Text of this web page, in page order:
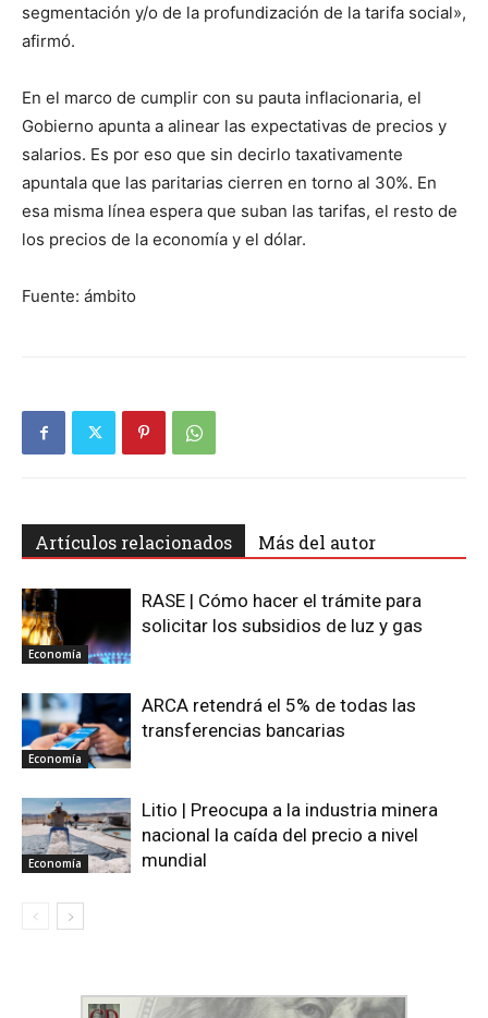
segmentación y/o de la profundización de la tarifa social»,
afirmó.
En el marco de cumplir con su pauta inflacionaria, el
Gobierno apunta a alinear las expectativas de precios y
salarios. Es por eso que sin decirlo taxativamente
apuntala que las paritarias cierren en torno al 30%. En
esa misma línea espera que suban las tarifas, el resto de
los precios de la economía y el dólar.
Fuente: ámbito
Artículos relacionados Más del autor
Economía
RASE | Cómo hacer el trámite para
solicitar los subsidios de luz y gas
Economía
ARCA retendrá el 5% de todas las
transferencias bancarias
Economía
Litio | Preocupa a la industria minera
nacional la caída del precio a nivel
mundial